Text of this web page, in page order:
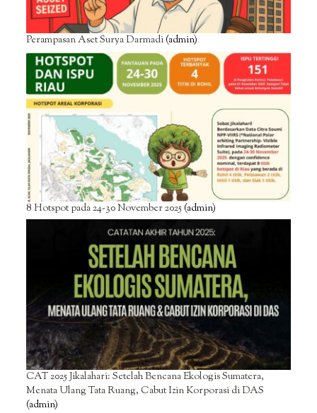
Perampasan Aset Surya Darmadi(admin)
8 Hotspot pada 24-30 November 2025(admin)
CAT 2025 Jikalahari: Setelah Bencana Ekologis Sumatera,
Menata Ulang Tata Ruang, Cabut Izin Korporasi di DAS
(admin)